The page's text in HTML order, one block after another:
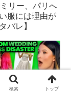
リー、パリへ
服には理由が
バレ】
検索 トップ